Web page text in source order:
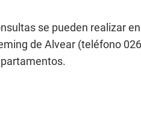
se pueden realizar
de Alvear (teléfono